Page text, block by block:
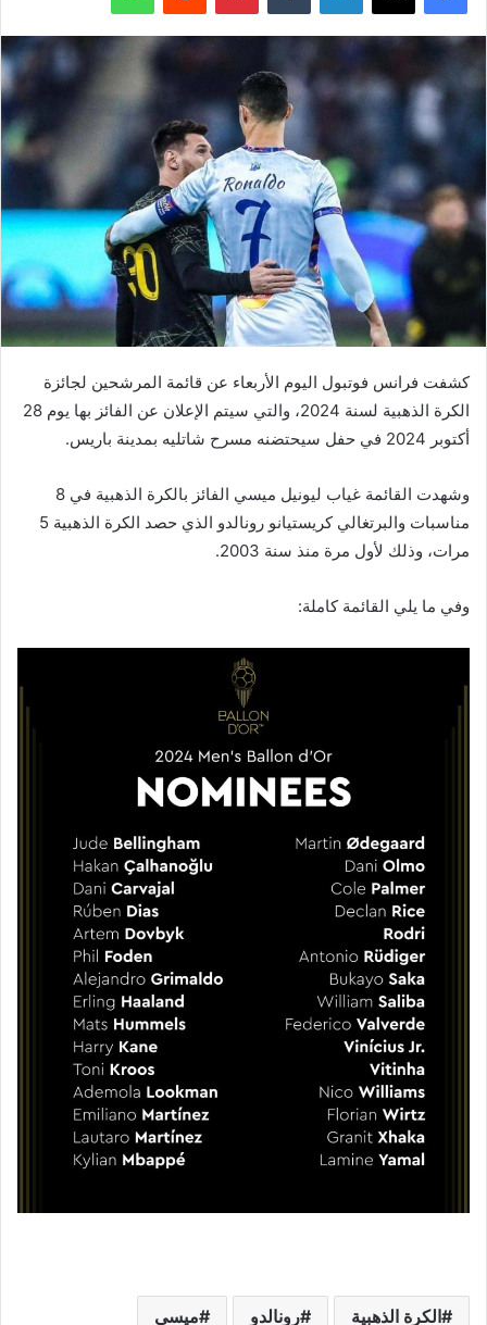
كشفت فرانس فوتبول اليوم الأربعاء عن قائمة المرشحين لجائزة
الكرة الذهبية لسنة 2024، والتي سيتم الإعلان عن الفائز بها يوم 28
أكتوبر 2024 في حفل سيحتضنه مسرح شاتليه بمدينة باريس.
وشهدت القائمة غياب ليونيل ميسي الفائز بالكرة الذهبية في 8
مناسبات والبرتغالي كريستيانو رونالدو الذي حصد الكرة الذهبية 5
مرات، وذلك لأول مرة منذ سنة 2003.
وفي ما يلي القائمة كاملة:
الكرة الذهبية رونالدو ميسي